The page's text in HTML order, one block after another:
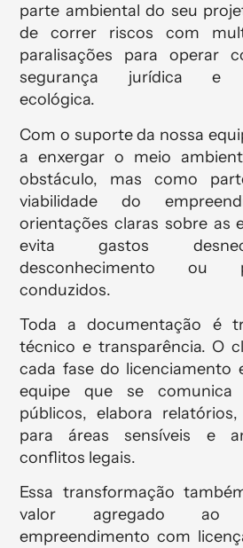
parte ambiental do seu
de correr riscos com
paralisações para operar
segurança jurídica e
ecológica.
Com o suporte da nossa
a enxergar o meio
obstáculo, mas como
viabilidade do
orientações claras sobre as
evita gastos
desconhecimento ou
conduzidos.
Toda a documentação é
técnico e transparência. O
cada fase do licenciamento
equipe que se
públicos, elabora
para áreas sensíveis e
conflitos legais.
Essa transformação
valor agregado ao
empreendimento com